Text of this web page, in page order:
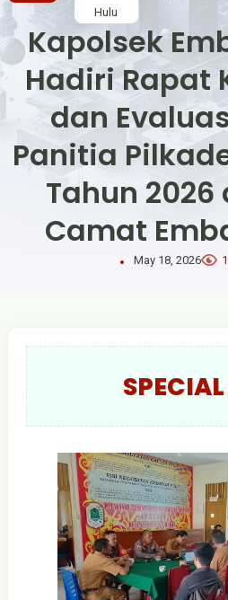
Hulu
Kapolsek
Hadiri Rapat
dan
Panitia
Tahun
Camat
May 18, 2026